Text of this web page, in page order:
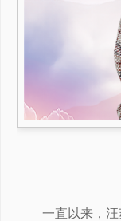
一直以来，